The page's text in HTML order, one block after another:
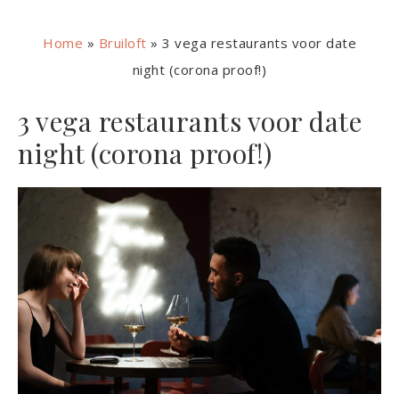
Home » Bruiloft » 3 vega restaurants voor date
night (corona proof!)
3 vega restaurants voor date
night (corona proof!)